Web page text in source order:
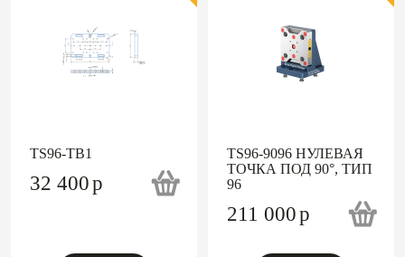
TS96-TB1
32 400p
TS96-9096 НУЛЕВАЯ
ТОЧКА ПОД 90°, ТИП
96
211 000p